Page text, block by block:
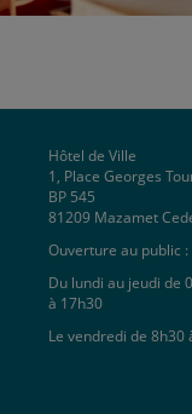
Hôtel de Ville
1, Place Georges
BP 545
81209 Mazamet
Ouverture au public :
Du lundi au jeudi de
à 17h30
Le vendredi de 8h30